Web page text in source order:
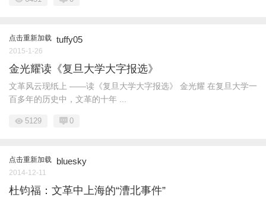
点击重新加载 tuffy05
2015-1-26
金光耀读《复旦大学大字报选》
文革风云现纸上 ——读《复旦大学大字报选》 金光耀 在复旦大学一
百多年的历史中，文革的十年 ...
5129 0
点击重新加载 bluesky
2014-12-11
杜钧福：文革中上海的“漕北事件”